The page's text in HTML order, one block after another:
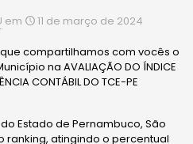
em 11 de março de 2024
compartilhamos com vocês o
na AVALIAÇÃO DO ÍNDICE
CONTÁBIL DO TCE-PE
Estado de Pernambuco, São
ranking, atingindo o percentual